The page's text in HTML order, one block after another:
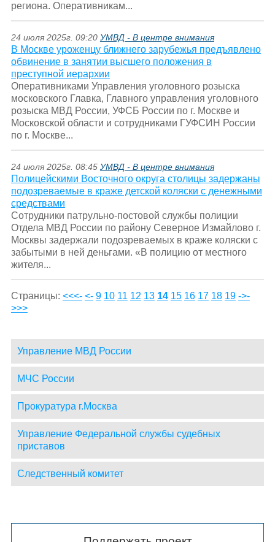
региона. Оперативникам...
24 июля 2025г. 09:20 УМВД - В центре внимания
В Москве уроженцу ближнего зарубежья предъявлено
обвинение в занятии высшего положения в
преступной иерархии
Оперативниками Управления уголовного розыска
московского Главка, Главного управления уголовного
розыска МВД России, УФСБ России по г. Москве и
Московской области и сотрудниками ГУФСИН России
по г. Москве...
24 июля 2025г. 08:45 УМВД - В центре внимания
Полицейскими Восточного округа столицы задержаны
подозреваемые в краже детской коляски с денежными
средствами
Сотрудники патрульно-постовой службы полиции
Отдела МВД России по району Северное Измайлово г.
Москвы задержали подозреваемых в краже коляски с
забытыми в ней деньгами. «В полицию от местного
жителя...
Страницы: <<<- <- 9 10 11 12 13 14 15 16 17 18 19 ->-
>>>
Управление МВД России
МЧС России
Прокуратура г.Москва
Управление Федеральной службы судебных
приставов
Следственный комитет